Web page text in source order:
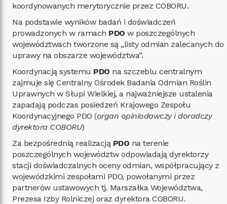
koordynowanych merytorycznie przez COBORU.
Na podstawie wyników badań i doświadczeń
prowadzonych w ramach PDO w poszczególnych
województwach tworzone są „listy odmian zalecanych do
uprawy na obszarze województwa”.
Koordynacją systemu PDO na szczeblu centralnym
zajmuje się Centralny Ośrodek Badania Odmian Roślin
Uprawnych w Słupi Wielkiej, a najważniejsze ustalenia
zapadają podczas posiedzeń Krajowego Zespołu
Koordynacyjnego PDO (organ opiniodawczy i doradczy
dyrektora COBORU)
Za bezpośrednią realizacją PDO na terenie
poszczególnych województw odpowiadają dyrektorzy
stacji doświadczalnych oceny odmian, współpracujący z
wojewódzkimi zespołami PDO, powołanymi przez
partnerów ustawowych tj. Marszałka Województwa,
Prezesa Izby Rolniczej oraz dyrektora COBORU.